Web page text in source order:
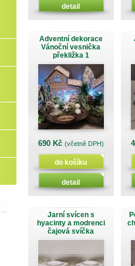
detail
Adventní dekorace
Vánoční vesnička
překližka 1
690 Kč (včetně DPH)
do košíku
detail
Jarní svícen s
hyacinty a modrenci
čajová svíčka